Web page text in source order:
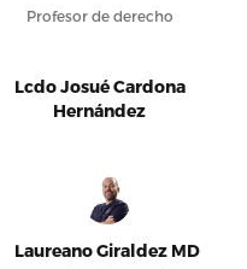
Profesor de derecho
Lcdo Josué Cardona
Hernández
Laureano Giraldez MD